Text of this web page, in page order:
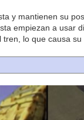
y mantienen su
empiezan a usar
lo que causa su